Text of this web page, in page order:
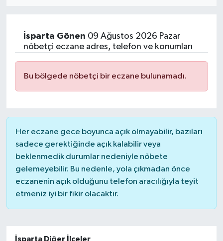
İsparta Gönen 09 Ağustos 2026 Pazar
nöbetçi eczane adres, telefon ve konumları
Bu bölgede nöbetçi bir eczane bulunamadı.
Her eczane gece boyunca açık olmayabilir, bazıları
sadece gerektiğinde açık kalabilir veya
beklenmedik durumlar nedeniyle nöbete
gelemeyebilir. Bu nedenle, yola çıkmadan önce
eczanenin açık olduğunu telefon aracılığıyla teyit
etmeniz iyi bir fikir olacaktır.
İsparta Diğer İlçeler
Sağlık
Magazin
Gündem
Kültür & Sanat
Teknoloji
Bilim